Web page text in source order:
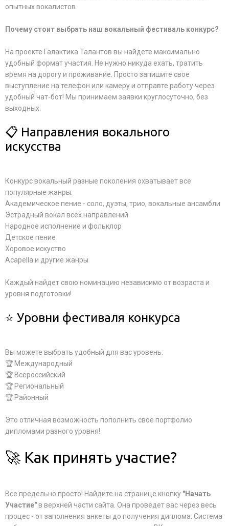
опытных вокалистов.
Почему стоит выбрать наш вокальный фестиваль конкурс?
На проекте Галактика Талантов вы найдете максимально
удобный формат участия. Не нужно никуда ехать, тратить
время на дорогу и проживание. Просто запишите свое
выступление на телефон или камеру и отправте работу через
удобный чат-бот! Мы принимаем заявки круглосуточно, без
выходных.
📋 Направления вокального
искусства
Конкурс вокальный разные поколения охватывает все
популярные жанры:
Академическое пение - соло, дуэты, трио, вокальные ансамбли
Эстрадный вокал всех направлений
Народное исполнение и фольклор
Детское пение
Хоровое искуство
Acapella и другие жанры
Каждый найдет свою номинацию независимо от возраста и
уровня подготовки!
⭐ Уровни фестиваля конкурса
Вы можете выбрать удобный для вас уровень:
🏆 Международный
🏆 Всероссийский
🏆 Региональный
🏆 Районный
Это отличная возможность пополнить свое портфолио
дипломами разного уровня!
🚀 Как принять участие?
Все предельно просто! Найдите на странице кнопку "Начать
Участие"в верхней части сайта. Она проведет вас через весь
процес - от заполнения анкеты до получения диплома. Система